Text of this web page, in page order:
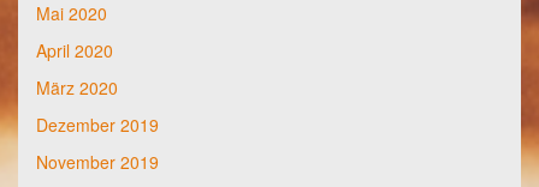
Mai 2020
April 2020
März 2020
Dezember 2019
November 2019